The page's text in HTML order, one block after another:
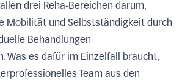
drei Reha-Bereichen darum,
Mobilität und Selbstständigkeit durch
Behandlungen
Was es dafür im Einzelfall braucht,
Team aus den